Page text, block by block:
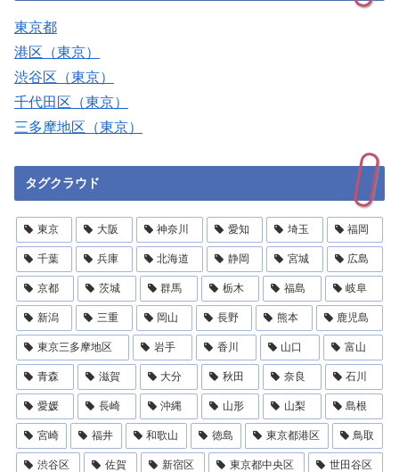
東京都
港区（東京）
渋谷区（東京）
千代田区（東京）
三多摩地区（東京）
タグクラウド
東京 大阪 神奈川 愛知 埼玉 福岡
千葉 兵庫 北海道 静岡 宮城 広島
京都 茨城 群馬 栃木 福島 岐阜
新潟 三重 岡山 長野 熊本 鹿児島
東京三多摩地区 岩手 香川 山口 富山
青森 滋賀 大分 秋田 奈良 石川
愛媛 長崎 沖縄 山形 山梨 島根
宮崎 福井 和歌山 徳島 東京都港区 鳥取
渋谷区 佐賀 新宿区 東京都中央区 世田谷区